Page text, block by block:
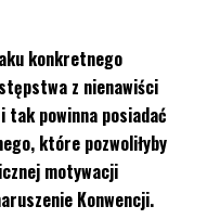
konkretnego
z nienawiści
tak powinna posiadać
które pozwoliłyby
motywacji
Konwencji.